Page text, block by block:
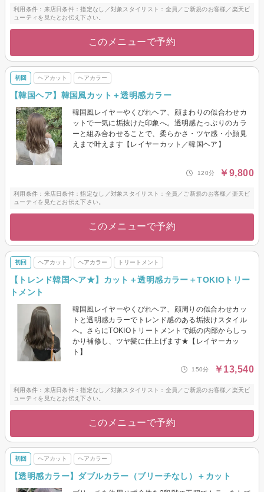
利用条件：来店日条件：指定なし／対象スタイリスト：全員／ご新規のお客様／楽天ビ
ューティを見たとお伝え下さい。
このメニューで予約
初回 ヘアカット ヘアカラー
【韓国ヘア】韓国風カット＋透明感カラー
韓国風レイヤーやくびれヘア、顔まわりの似合わせカ
ットで一気に垢抜けた印象へ。透明感たっぷりのカラ
ーと組み合わせることで、柔らかさ・ツヤ感・小顔見
えまで叶えます【レイヤーカット／韓国ヘア】
120分 ￥9,800
利用条件：来店日条件：指定なし／対象スタイリスト：全員／ご新規のお客様／楽天ビ
ューティを見たとお伝え下さい。
このメニューで予約
初回 ヘアカット ヘアカラー トリートメント
【トレンド韓国ヘア★】カット＋透明感カラー＋TOKIOトリー
トメント
韓国風レイヤーやくびれヘア、顔周りの似合わせカッ
トと透明感カラーでトレンド感のある垢抜けスタイル
へ。さらにTOKIOトリートメントで紙の内部からしっ
かり補修し、ツヤ髪に仕上げます★【レイヤーカッ
ト】
150分 ￥13,540
利用条件：来店日条件：指定なし／対象スタイリスト：全員／ご新規のお客様／楽天ビ
ューティを見たとお伝え下さい。
このメニューで予約
初回 ヘアカット ヘアカラー
【透明感カラー】ダブルカラー（ブリーチなし）＋カット